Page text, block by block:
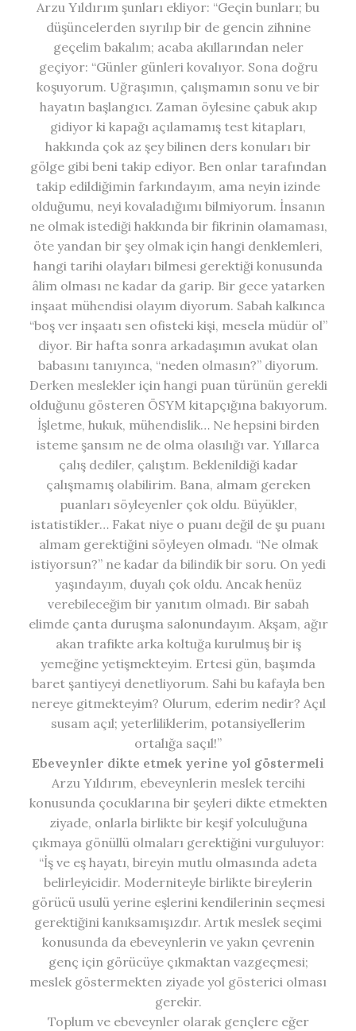
Arzu Yıldırım şunları ekliyor: “Geçin bunları; bu
düşüncelerden sıyrılıp bir de gencin zihnine
geçelim bakalım; acaba akıllarından neler
geçiyor: “Günler günleri kovalıyor. Sona doğru
koşuyorum. Uğraşımın, çalışmamın sonu ve bir
hayatın başlangıcı. Zaman öylesine çabuk akıp
gidiyor ki kapağı açılamamış test kitapları,
hakkında çok az şey bilinen ders konuları bir
gölge gibi beni takip ediyor. Ben onlar tarafından
takip edildiğimin farkındayım, ama neyin izinde
olduğumu, neyi kovaladığımı bilmiyorum. İnsanın
ne olmak istediği hakkında bir fikrinin olamaması,
öte yandan bir şey olmak için hangi denklemleri,
hangi tarihi olayları bilmesi gerektiği konusunda
âlim olması ne kadar da garip. Bir gece yatarken
inşaat mühendisi olayım diyorum. Sabah kalkınca
“boş ver inşaatı sen ofisteki kişi, mesela müdür ol”
diyor. Bir hafta sonra arkadaşımın avukat olan
babasını tanıyınca, “neden olmasın?” diyorum.
Derken meslekler için hangi puan türünün gerekli
olduğunu gösteren ÖSYM kitapçığına bakıyorum.
İşletme, hukuk, mühendislik… Ne hepsini birden
isteme şansım ne de olma olasılığı var. Yıllarca
çalış dediler, çalıştım. Beklenildiği kadar
çalışmamış olabilirim. Bana, almam gereken
puanları söyleyenler çok oldu. Büyükler,
istatistikler… Fakat niye o puanı değil de şu puanı
almam gerektiğini söyleyen olmadı. “Ne olmak
istiyorsun?” ne kadar da bilindik bir soru. On yedi
yaşındayım, duyalı çok oldu. Ancak henüz
verebileceğim bir yanıtım olmadı. Bir sabah
elimde çanta duruşma salonundayım. Akşam, ağır
akan trafikte arka koltuğa kurulmuş bir iş
yemeğine yetişmekteyim. Ertesi gün, başımda
baret şantiyeyi denetliyorum. Sahi bu kafayla ben
nereye gitmekteyim? Olurum, ederim nedir? Açıl
susam açıl; yeterliliklerim, potansiyellerim
ortalığa saçıl!”
Ebeveynler dikte etmek yerine yol göstermeli
Arzu Yıldırım, ebeveynlerin meslek tercihi
konusunda çocuklarına bir şeyleri dikte etmekten
ziyade, onlarla birlikte bir keşif yolculuğuna
çıkmaya gönüllü olmaları gerektiğini vurguluyor:
“İş ve eş hayatı, bireyin mutlu olmasında adeta
belirleyicidir. Moderniteyle birlikte bireylerin
görücü usulü yerine eşlerini kendilerinin seçmesi
gerektiğini kanıksamışızdır. Artık meslek seçimi
konusunda da ebeveynlerin ve yakın çevrenin
genç için görücüye çıkmaktan vazgeçmesi;
meslek göstermekten ziyade yol gösterici olması
gerekir.
Toplum ve ebeveynler olarak gençlere eğer